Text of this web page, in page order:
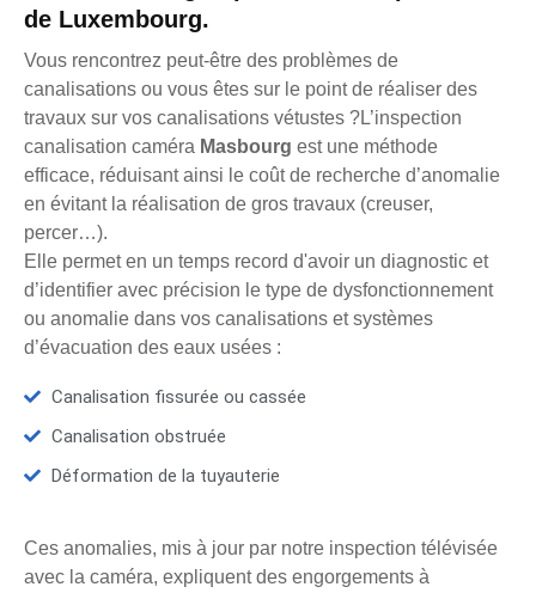
de Luxembourg.
Vous rencontrez peut-être des problèmes de
canalisations ou vous êtes sur le point de réaliser des
travaux sur vos canalisations vétustes ?L’inspection
canalisation caméra Masbourg est une méthode
efficace, réduisant ainsi le coût de recherche d’anomalie
en évitant la réalisation de gros travaux (creuser,
percer…).
Elle permet en un temps record d'avoir un diagnostic et
d’identifier avec précision le type de dysfonctionnement
ou anomalie dans vos canalisations et systèmes
d’évacuation des eaux usées :
Canalisation fissurée ou cassée
Canalisation obstruée
Déformation de la tuyauterie
Ces anomalies, mis à jour par notre inspection télévisée
avec la caméra, expliquent des engorgements à